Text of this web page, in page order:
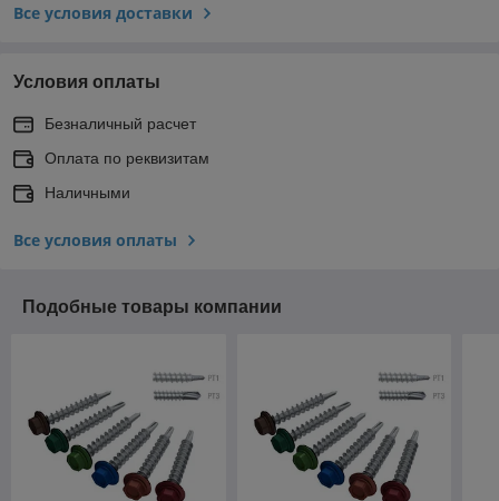
Все условия доставки
Условия оплаты
Безналичный расчет
Оплата по реквизитам
Наличными
Все условия оплаты
Подобные товары компании